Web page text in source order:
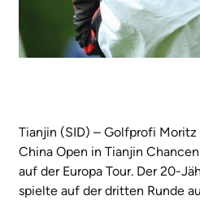
Tianjin (SID) – Golfprofi
China Open in Tianjin
auf der Europa Tour. Der 20-
spielte auf der dritten Runde